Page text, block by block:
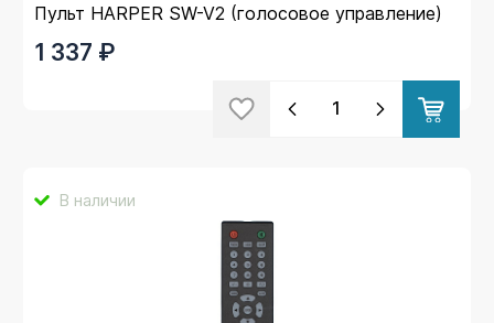
Пульт HARPER SW-V2 (голосовое управление)
1 337 ₽
В наличии